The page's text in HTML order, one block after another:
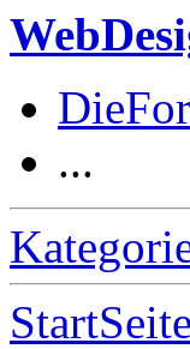
...
StartSeite